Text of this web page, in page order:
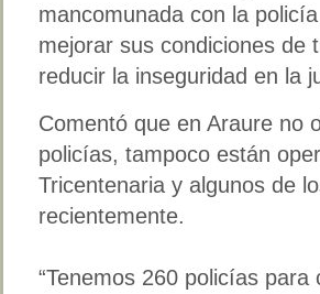
mancomunada con la
mejorar sus condiciones de
reducir la inseguridad en la
Comentó que en Araure no
policías, tampoco están
Tricentenaria y algunos de
recientemente.
“Tenemos 260 policías